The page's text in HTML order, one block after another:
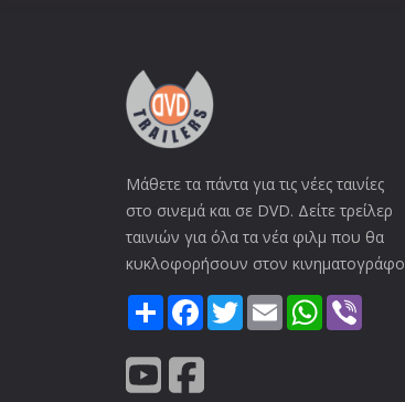
Μάθετε τα πάντα για τις νέες ταινίες
στο σινεμά και σε DVD. Δείτε τρείλερ
ταινιών για όλα τα νέα φιλμ που θα
κυκλοφορήσουν στον κινηματογράφο
ShareFacebook
TwitterEmail WhatsApp